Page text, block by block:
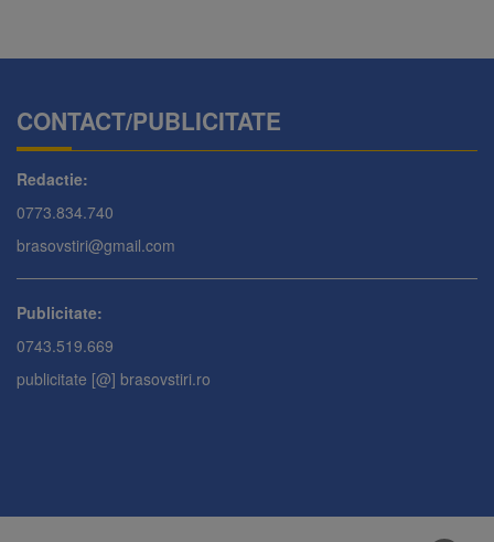
CONTACT/PUBLICITATE
Redactie:
0773.834.740
brasovstiri@gmail.com
Publicitate:
0743.519.669
publicitate [@] brasovstiri.ro